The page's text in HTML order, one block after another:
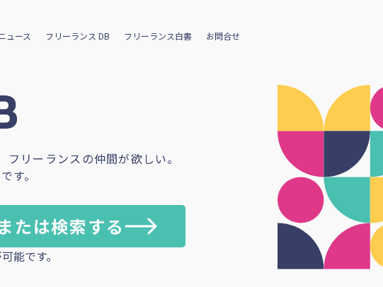
ュース フリーランス DB フリーランス白書 お問合せ
リーランスの仲間が欲しい。
す。
たは検索する
能です。